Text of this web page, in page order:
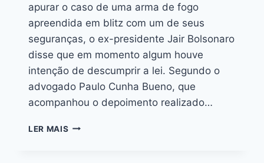
apurar o caso de uma arma de fogo
apreendida em blitz com um de seus
seguranças, o ex-presidente Jair Bolsonaro
disse que em momento algum houve
intenção de descumprir a lei. Segundo o
advogado Paulo Cunha Bueno, que
acompanhou o depoimento realizado…
LER MAIS